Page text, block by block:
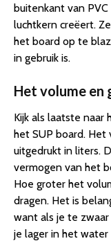
buitenkant van
luchtkern creëert.
het board op te
in gebruik is.
Het volume en
Kijk als laatste naar
het SUP board.
uitgedrukt in liters.
vermogen van het
Hoe groter het
dragen. Het is
want als je te
je lager in het